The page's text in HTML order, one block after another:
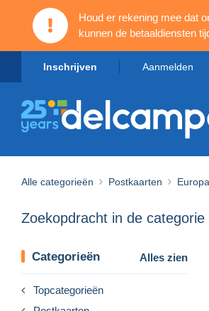
Houd er rekening mee dat
kunnen de betaaldiensten
Inschrijven Aanmelden
Alle categorieën Postkaarten Europa
Zoekopdracht in de categorie
Categorieën Alles zien
Topcategorieën